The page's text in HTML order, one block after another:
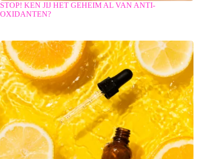
STOP! KEN JIJ HET GEHEIM AL VAN ANTI-
OXIDANTEN?